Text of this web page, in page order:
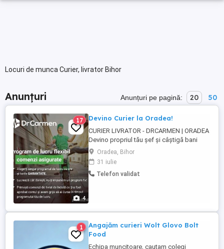
Locuri de munca Curier, livrator Bihor
Anunțuri Anunțuri pe pagină: 20 50
4
17 Devino Curier la Oradea!
CURIER LIVRATOR - DRCARMEN | ORADEA
Devino propriul tău șef și câștigă bani
livrând comenzi gata pregătite! Salut! Noi
suntem DRCARMEN.COM, o echipă
dinamică din Cluj care îți oferă șansa să
obții venituri suplimentare rapid, flexibil și
Oradea, Bihor
31 iulie
Telefon validat
1
Angajăm curieri Wolt Glovo Bolt
Food
Echipa muncitoare, cautam colegi